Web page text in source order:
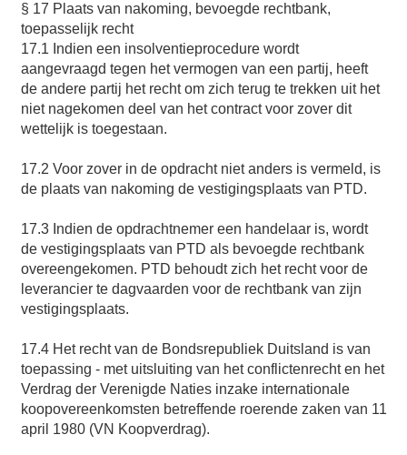
§ 17 Plaats van nakoming, bevoegde rechtbank,
toepasselijk recht
17.1 Indien een insolventieprocedure wordt
aangevraagd tegen het vermogen van een partij, heeft
de andere partij het recht om zich terug te trekken uit het
niet nagekomen deel van het contract voor zover dit
wettelijk is toegestaan.
17.2 Voor zover in de opdracht niet anders is vermeld, is
de plaats van nakoming de vestigingsplaats van PTD.
17.3 Indien de opdrachtnemer een handelaar is, wordt
de vestigingsplaats van PTD als bevoegde rechtbank
overeengekomen. PTD behoudt zich het recht voor de
leverancier te dagvaarden voor de rechtbank van zijn
vestigingsplaats.
17.4 Het recht van de Bondsrepubliek Duitsland is van
toepassing - met uitsluiting van het conflictenrecht en het
Verdrag der Verenigde Naties inzake internationale
koopovereenkomsten betreffende roerende zaken van 11
april 1980 (VN Koopverdrag).